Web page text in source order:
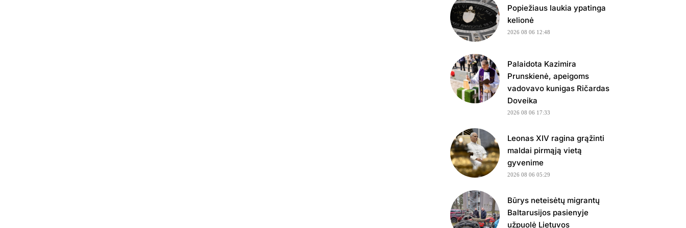
Popiežiaus laukia ypatinga
kelionė
2026 08 06 12:48
Palaidota Kazimira
Prunskienė, apeigoms
vadovavo kunigas Ričardas
Doveika
2026 08 06 17:33
Leonas XIV ragina grąžinti
maldai pirmąją vietą
gyvenime
2026 08 06 05:29
Būrys neteisėtų migrantų
Baltarusijos pasienyje
užpuolė Lietuvos